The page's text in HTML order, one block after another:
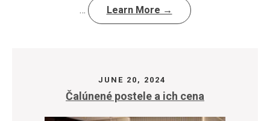
… Learn More →
JUNE 20, 2024
Čalúnené postele a ich cena